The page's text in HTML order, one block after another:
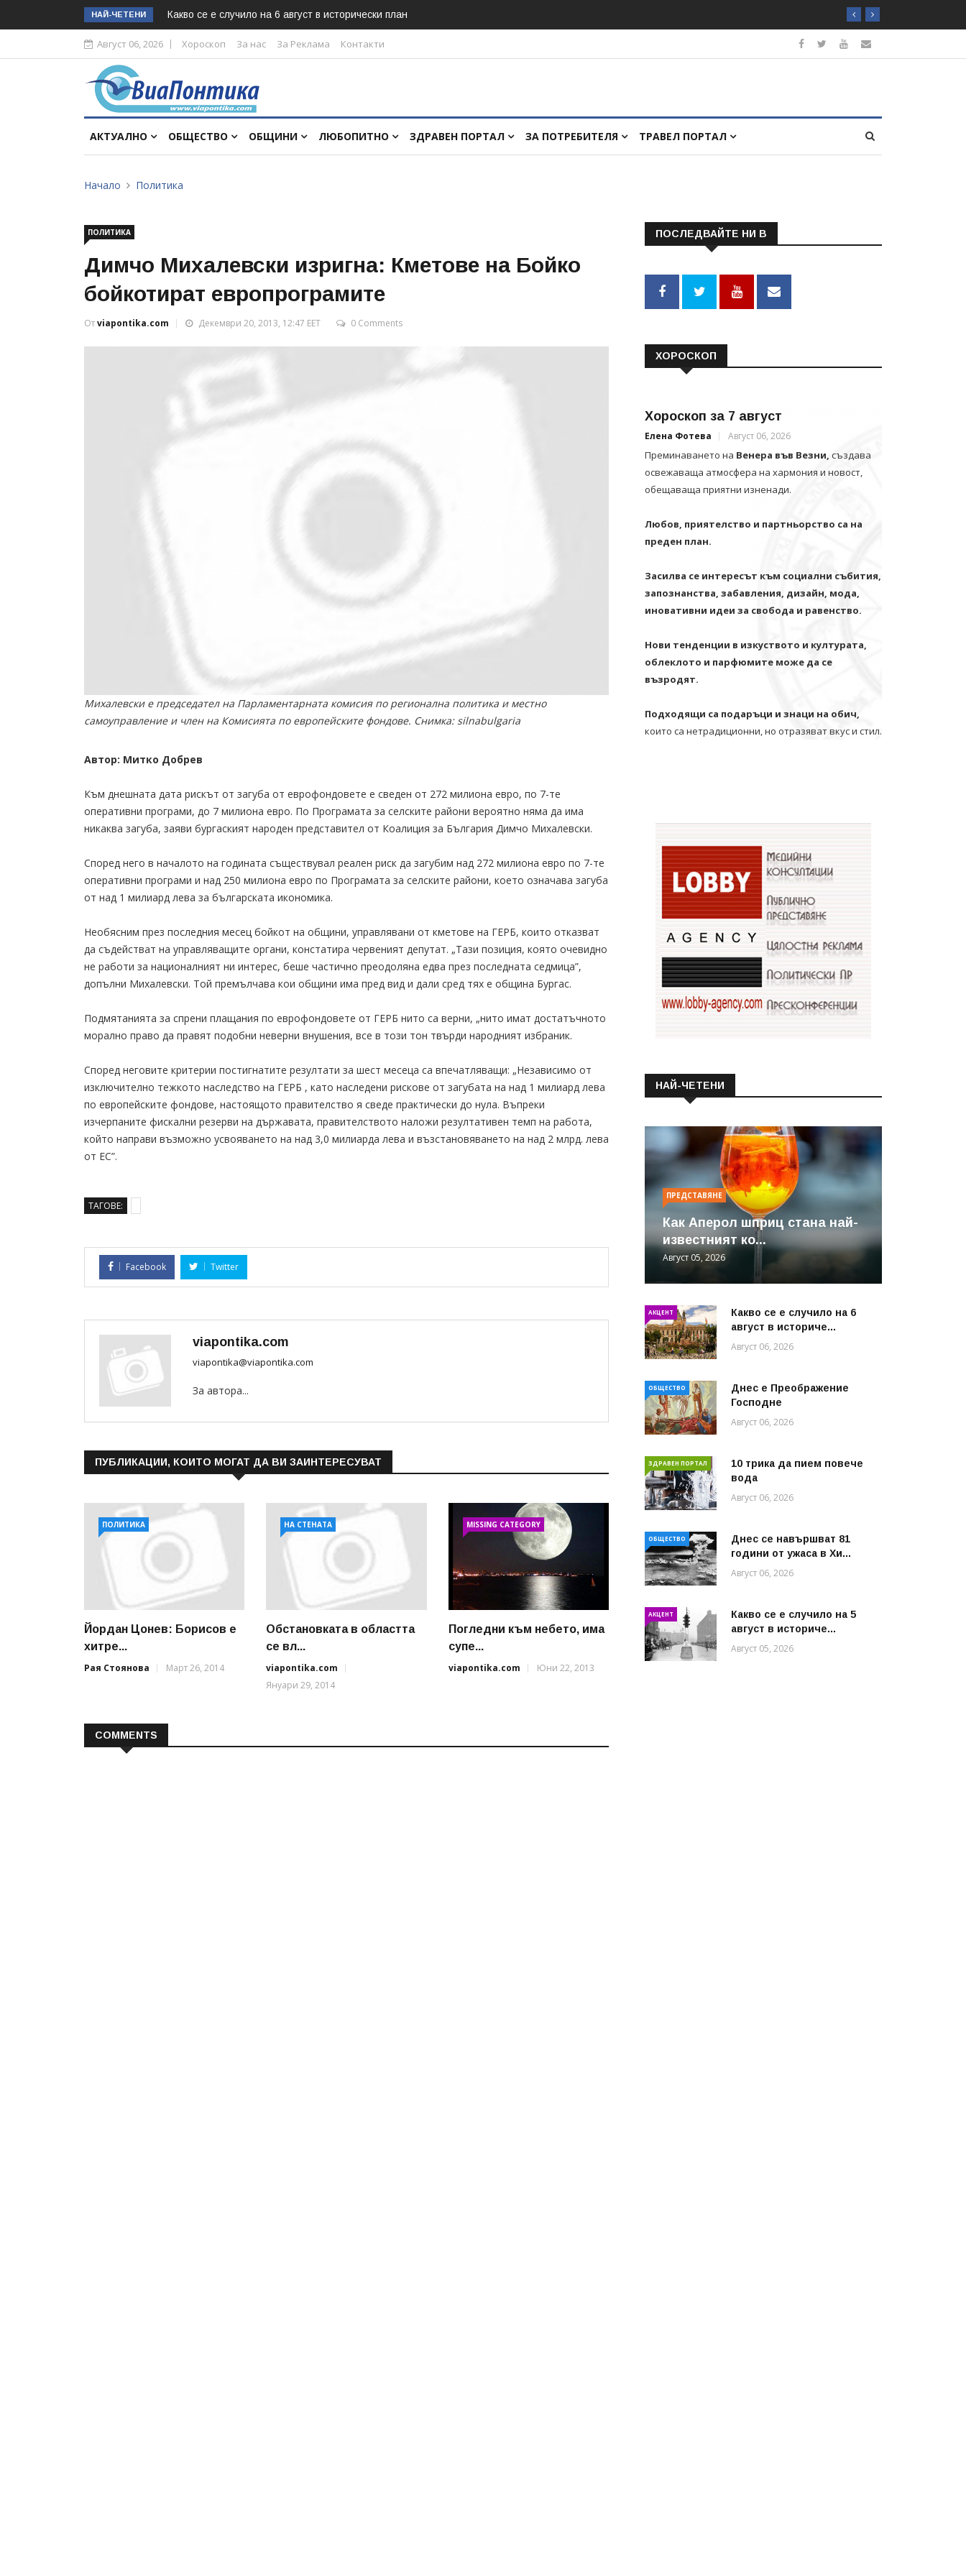
НАЙ-ЧЕТЕНИ Какво се е случило на 6 август в исторически план
Август 06, 2026 Хороскоп За нас За Реклама Контакти
АКТУАЛНО ОБЩЕСТВО ОБЩИНИ ЛЮБОПИТНО ЗДРАВЕН ПОРТАЛ ЗА ПОТРЕБИТЕЛЯ ТРАВЕЛ ПОРТАЛ
Начало Политика
ПОЛИТИКА
Димчо Михалевски изригна: Кметове на Бойко
бойкотират европрограмите
Отviapontika.com Декември 20, 2013, 12:47 EET 0 Comments
Михалевски е председател на Парламентарната комисия по регионална политика и местно
самоуправление и член на Комисията по европейските фондове. Снимка: silnabulgaria
Автор: Митко Добрев
Към днешната дата рискът от загуба от еврофондовете е сведен от 272 милиона евро, по 7-те
оперативни програми, до 7 милиона евро. По Програмата за селските райони вероятно няма да има
никаква загуба, заяви бургаският народен представител от Коалиция за България Димчо Михалевски.
Според него в началото на годината съществувал реален риск да загубим над 272 милиона евро по 7-те
оперативни програми и над 250 милиона евро по Програмата за селските райони, което означава загуба
от над 1 милиард лева за българската икономика.
Необясним през последния месец бойкот на общини, управлявани от кметове на ГЕРБ, които отказват
да съдействат на управляващите органи, констатира червеният депутат. „Тази позиция, която очевидно
не работи за националният ни интерес, беше частично преодоляна едва през последната седмица”,
допълни Михалевски. Той премълчава кои общини има пред вид и дали сред тях е община Бургас.
Подмятанията за спрени плащания по еврофондовете от ГЕРБ нито са верни, „нито имат достатъчното
морално право да правят подобни неверни внушения, все в този тон твърди народният избраник.
Според неговите критерии постигнатите резултати за шест месеца са впечатляващи: „Независимо от
изключително тежкото наследство на ГЕРБ , като наследени рискове от загубата на над 1 милиард лева
по европейските фондове, настоящото правителство я сведе практически до нула. Въпреки
изчерпаните фискални резерви на държавата, правителството наложи резултативен темп на работа,
който направи възможно усвояването на над 3,0 милиарда лева и възстановяването на над 2 млрд. лева
от ЕС”.
ТАГОВЕ:
Facebook Twitter
viapontika.com
viapontika@viapontika.com
За автора...
ПУБЛИКАЦИИ, КОИТО МОГАТ ДА ВИ ЗАИНТЕРЕСУВАТ
ПОЛИТИКА
Йордан Цонев: Борисов е
хитре...
Рая Стоянова
Март 26, 2014
НА СТЕНАТА
Обстановката в областта
се вл...
viapontika.com
Януари 29, 2014
MISSING CATEGORY
Погледни към небето, има
супе...
viapontika.com
Юни 22, 2013
COMMENTS
ПОСЛЕДВАЙТЕ НИ В
ХОРОСКОП
Хороскоп за 7 август
Елена Фотева Август 06, 2026
Преминаването на Венера във Везни, създава
освежаваща атмосфера на хармония и новост,
обещаваща приятни изненади.
Любов, приятелство и партньорство са на
преден план.
Засилва се интересът към социални събития,
запознанства, забавления, дизайн, мода,
иновативни идеи за свобода и равенство.
Нови тенденции в изкуството и културата,
облеклото и парфюмите може да се
възродят.
Подходящи са подаръци и знаци на обич,
които са нетрадиционни, но отразяват вкус и стил.
НАЙ-ЧЕТЕНИ
ПРЕДСТАВЯНЕ
Как Аперол шприц стана най-
известният ко...
Август 05, 2026
АКЦЕНТ
Какво се е случило на 6
август в историче...
Август 06, 2026
ОБЩЕСТВО
Днес е Преображение
Господне
Август 06, 2026
ЗДРАВЕН ПОРТАЛ
10 трика да пием повече
вода
Август 06, 2026
ОБЩЕСТВО
Днес се навършват 81
години от ужаса в Хи...
Август 06, 2026
АКЦЕНТ
Какво се е случило на 5
август в историче...
Август 05, 2026